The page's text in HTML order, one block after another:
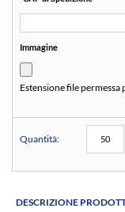
Immagine
Estensione file
Quantità:
DESCRIZIONE